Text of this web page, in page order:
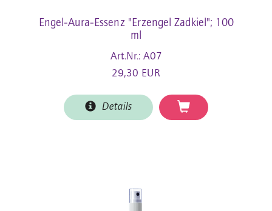
Engel-Aura-Essenz "Erzengel Zadkiel"; 100
ml
Art.Nr.: A07
29,30 EUR
Details